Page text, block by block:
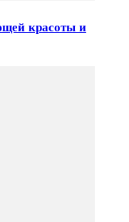
красоты и